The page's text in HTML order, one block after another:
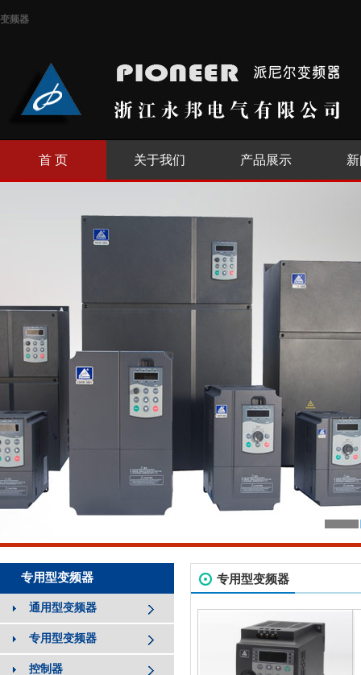
变频器
首 页 关于我们 产品展示
专用型变频器
通用型变频器
专用型变频器
控制器
专用型变频器